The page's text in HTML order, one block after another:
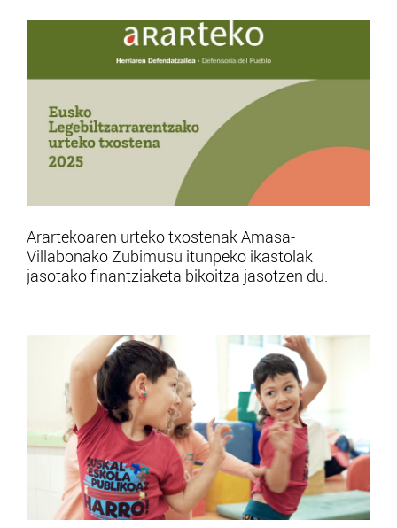
Arartekoaren urteko txostenak Amasa-
Villabonako Zubimusu itunpeko ikastolak
jasotako finantziaketa bikoitza jasotzen du.